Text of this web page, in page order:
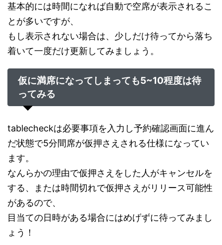
基本的には時間になれば自動で空席が表示されるこ
とが多いですが、
もし表示されない場合は、少しだけ待ってから落ち
着いて一度だけ更新してみましょう。
仮に満席になってしまっても5~10程度は待
ってみる
tablecheckは必要事項を入力し予約確認画面に進ん
だ状態で5分間席が仮押さえされる仕様になってい
ます。
なんらかの理由で仮押さえをした人がキャンセルを
する、または時間切れで仮押さえがリリース可能性
があるので、
目当ての日時がある場合にはめげずに待ってみまし
ょう！